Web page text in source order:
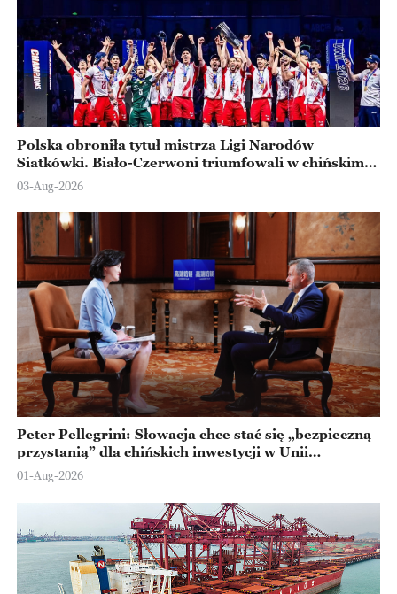
Polska obroniła tytuł mistrza Ligi Narodów
Siatkówki. Biało-Czerwoni triumfowali w chińskim
Ningbo
03-Aug-2026
Peter Pellegrini: Słowacja chce stać się „bezpieczną
przystanią” dla chińskich inwestycji w Unii
Europejskiej
01-Aug-2026